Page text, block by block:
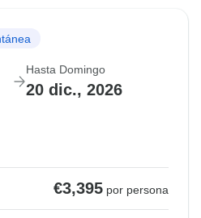
Hasta Domingo
20 dic., 2026
€3,395 por persona